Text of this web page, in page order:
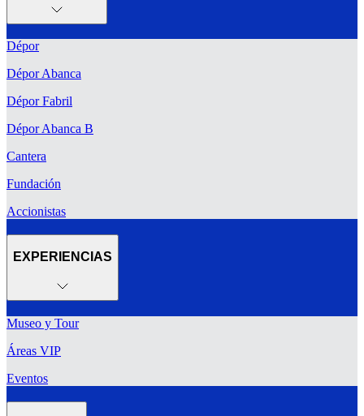
Dépor
Dépor Abanca
Dépor Fabril
Dépor Abanca B
Cantera
Fundación
Accionistas
EXPERIENCIAS
Museo y Tour
Áreas VIP
Eventos